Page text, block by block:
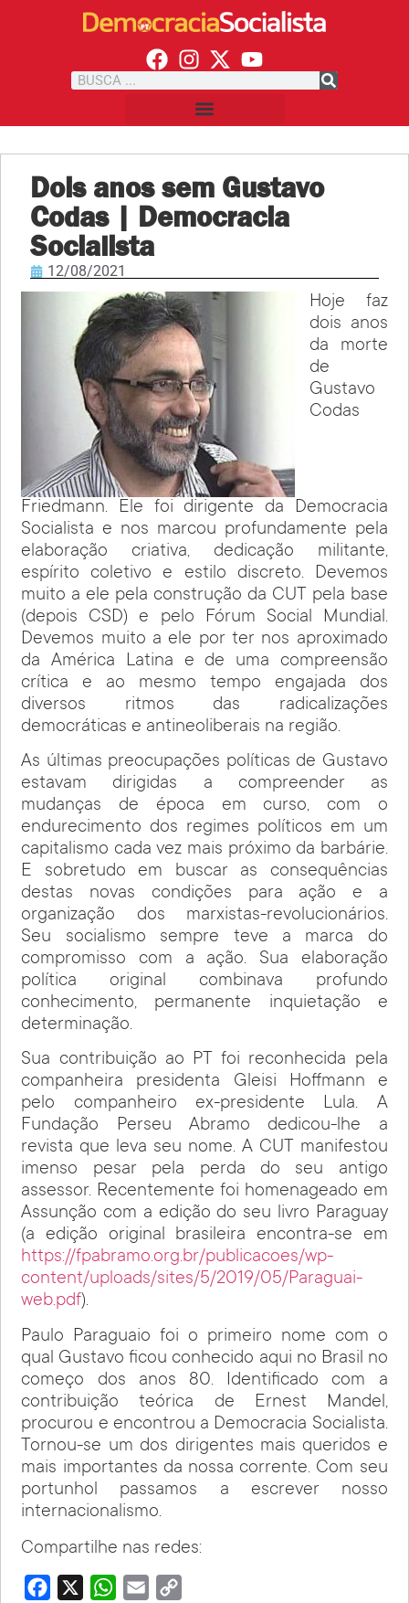
Dois anos sem Gustavo
Codas | Democracia
Socialista
12/08/2021
Hoje faz
dois anos
da morte
de
Gustavo
Codas
Friedmann. Ele foi dirigente da Democracia
Socialista e nos marcou profundamente pela
elaboração criativa, dedicação militante,
espírito coletivo e estilo discreto. Devemos
muito a ele pela construção da CUT pela base
(depois CSD) e pelo Fórum Social Mundial.
Devemos muito a ele por ter nos aproximado
da América Latina e de uma compreensão
crítica e ao mesmo tempo engajada dos
diversos ritmos das radicalizações
democráticas e antineoliberais na região.
As últimas preocupações políticas de Gustavo
estavam dirigidas a compreender as
mudanças de época em curso, com o
endurecimento dos regimes políticos em um
capitalismo cada vez mais próximo da barbárie.
E sobretudo em buscar as consequências
destas novas condições para ação e a
organização dos marxistas-revolucionários.
Seu socialismo sempre teve a marca do
compromisso com a ação. Sua elaboração
política original combinava profundo
conhecimento, permanente inquietação e
determinação.
Sua contribuição ao PT foi reconhecida pela
companheira presidenta Gleisi Hoffmann e
pelo companheiro ex-presidente Lula. A
Fundação Perseu Abramo dedicou-lhe a
revista que leva seu nome. A CUT manifestou
imenso pesar pela perda do seu antigo
assessor. Recentemente foi homenageado em
Assunção com a edição do seu livro Paraguay
(a edição original brasileira encontra-se em
https://fpabramo.org.br/publicacoes/wp-
content/uploads/sites/5/2019/05/Paraguai-
web.pdf).
Paulo Paraguaio foi o primeiro nome com o
qual Gustavo ficou conhecido aqui no Brasil no
começo dos anos 80. Identificado com a
contribuição teórica de Ernest Mandel,
procurou e encontrou a Democracia Socialista.
Tornou-se um dos dirigentes mais queridos e
mais importantes da nossa corrente. Com seu
portunhol passamos a escrever nosso
internacionalismo.
Compartilhe nas redes:
Facebook WhatsApp
Email